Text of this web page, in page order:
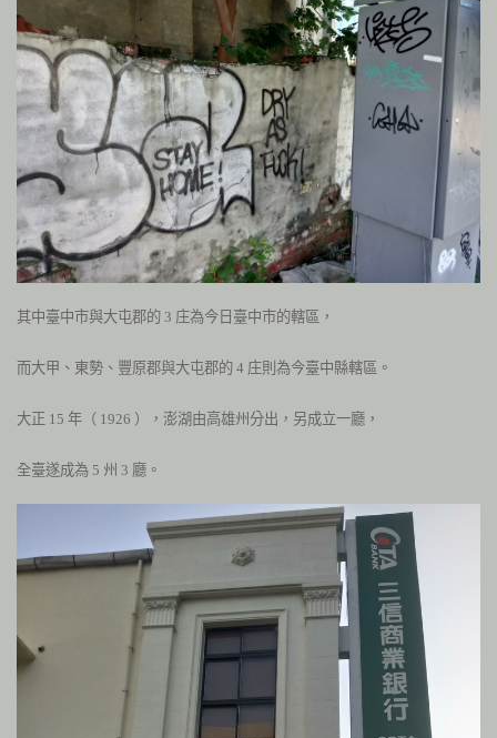
其中臺中市與大屯郡的 3 庄為今日臺中市的轄區，
而大甲、東勢、豐原郡與大屯郡的 4 庄則為今臺中縣轄區。
大正 15 年（ 1926 ），澎湖由高雄州分出，另成立一廳，
全臺遂成為 5 州 3 廳。